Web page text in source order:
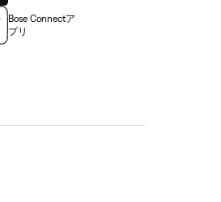
Bose Connectア
プリ